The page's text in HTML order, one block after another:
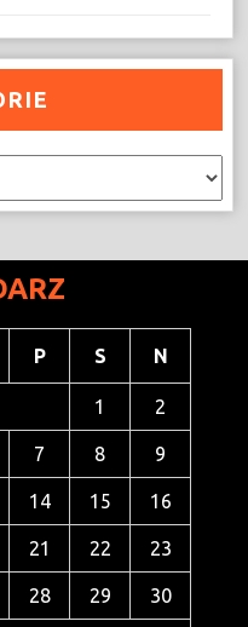
P S N
1 2
7 8 9
14 15 16
21 22 23
28 29 30